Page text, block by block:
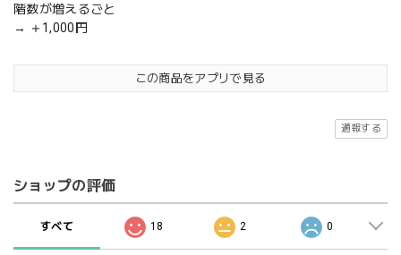
階数が増えるごと
→ ＋1,000円
この商品をアプリで見る
通報する
ショップの評価
すべて 18 2 0